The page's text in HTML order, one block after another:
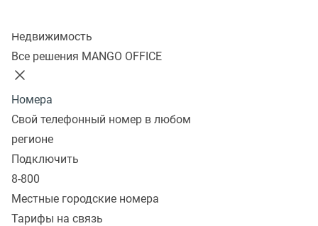
Недвижимость
Все решения MANGO OFFICE
Номера
Свой телефонный номер в любом
регионе
Подключить
8-800
Местные городские номера
Тарифы на связь
и обслуживание сложных CRM-систем могут
Сделки MANGO OFFICE – простой способ навести
порядок в управлении продажами. Он добавляет
клиентов в базу, обзванивает их и ведёт воронку